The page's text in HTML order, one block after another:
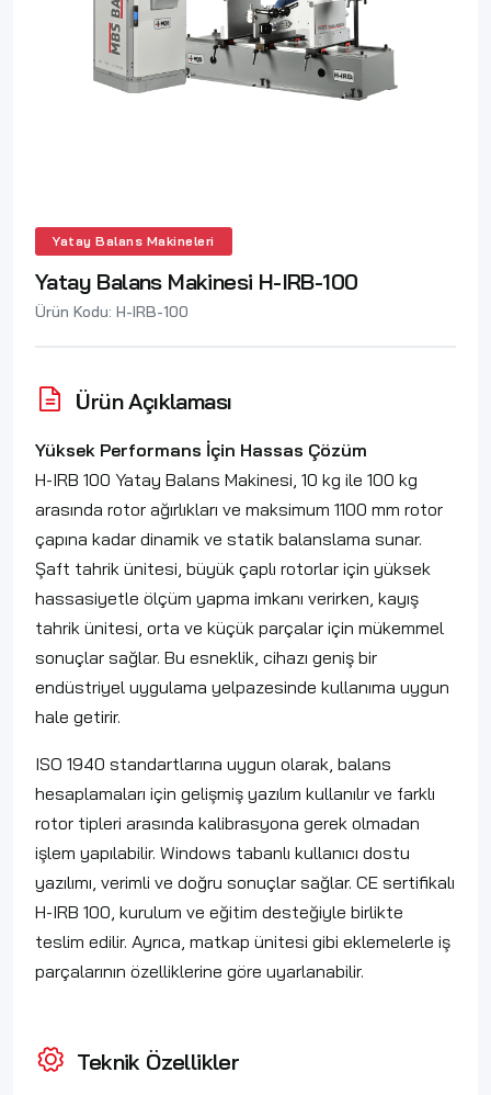
Yatay Balans Makineleri
Yatay Balans Makinesi H-IRB-100
Ürün Kodu: H-IRB-100
Ürün Açıklaması
Yüksek Performans İçin Hassas Çözüm
H-IRB 100 Yatay Balans Makinesi, 10 kg ile 100 kg
arasında rotor ağırlıkları ve maksimum 1100 mm rotor
çapına kadar dinamik ve statik balanslama sunar.
Şaft tahrik ünitesi, büyük çaplı rotorlar için yüksek
hassasiyetle ölçüm yapma imkanı verirken, kayış
tahrik ünitesi, orta ve küçük parçalar için mükemmel
sonuçlar sağlar. Bu esneklik, cihazı geniş bir
endüstriyel uygulama yelpazesinde kullanıma uygun
hale getirir.
ISO 1940 standartlarına uygun olarak, balans
hesaplamaları için gelişmiş yazılım kullanılır ve farklı
rotor tipleri arasında kalibrasyona gerek olmadan
işlem yapılabilir. Windows tabanlı kullanıcı dostu
yazılımı, verimli ve doğru sonuçlar sağlar. CE sertifikalı
H-IRB 100, kurulum ve eğitim desteğiyle birlikte
teslim edilir. Ayrıca, matkap ünitesi gibi eklemelerle iş
parçalarının özelliklerine göre uyarlanabilir.
Teknik Özellikler